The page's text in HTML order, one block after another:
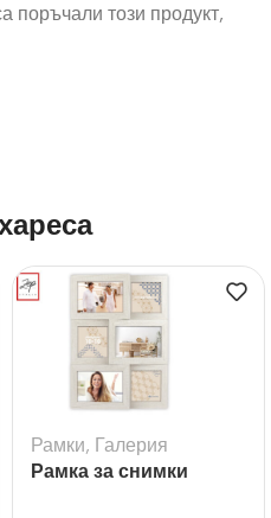
поръчали този продукт,
Рамки, Галерия
Рамка за снимки